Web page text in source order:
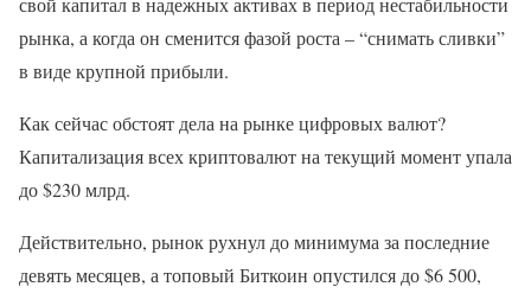
рынка, а когда он сменится фазой роста – “снимать сливки”
в виде крупной прибыли.
Как сейчас обстоят дела на рынке цифровых валют?
Капитализация всех криптовалют на текущий момент упала
до $230 млрд.
Действительно, рынок рухнул до минимума за последние
девять месяцев, а топовый Биткоин опустился до $6 500,